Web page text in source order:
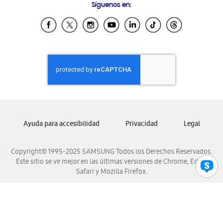
Samsung Ecuador
Samsung El Salvador
Samsung Honduras
Samsung Nicaragua
Samsung Panamá
Samsung Venezuela
Síguenos en:
Copyright© 1995-2025 SAMSUNG Todos los Derechos Reservados.
Este sitio se ve mejor en las últimas versiones de Chrome, Edge,
Safari y Mozilla Firefox.
Ayuda para accesibilidad Privacidad Legal